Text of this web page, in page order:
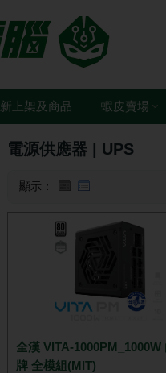
新上架及商品 蝦皮賣場
電源供應器 | UPS
顯示：
全漢 VITA-1000PM_1000W
牌 全模組(MIT)